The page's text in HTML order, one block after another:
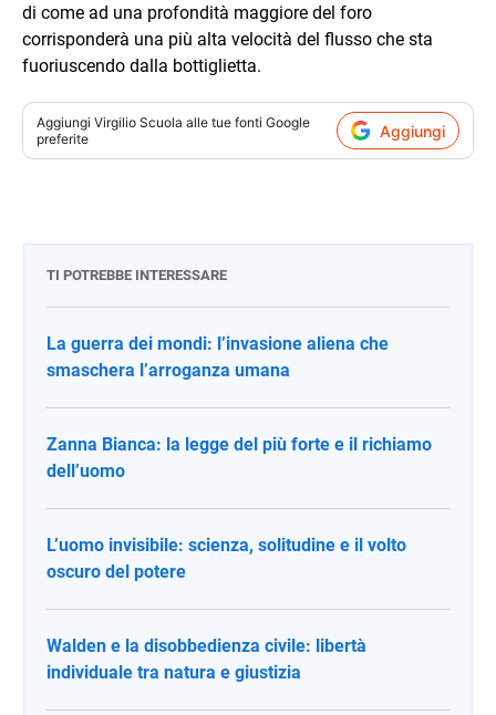
di come ad una profondità maggiore del foro
corrisponderà una più alta velocità del flusso che sta
fuoriuscendo dalla bottiglietta.
Aggiungi Virgilio Scuola alle tue fonti Google
preferite
Aggiungi
TI POTREBBE INTERESSARE
La guerra dei mondi: l’invasione aliena che
smaschera l’arroganza umana
Zanna Bianca: la legge del più forte e il richiamo
dell’uomo
L’uomo invisibile: scienza, solitudine e il volto
oscuro del potere
Walden e la disobbedienza civile: libertà
individuale tra natura e giustizia